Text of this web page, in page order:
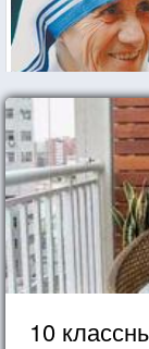
10